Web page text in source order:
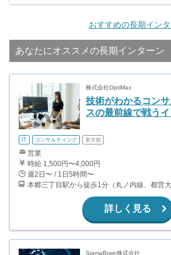
おすすめの長期イン
あなたにオススメの長期インターン
株式会社OptiMax
技術がわかるコン
スの最前線で戦う
IT コンサルティング 東京都
営業
時給 1,500円〜4,000円
週2日〜 / 1日5時間〜
詳しく見る
SigmaBrain株式会社